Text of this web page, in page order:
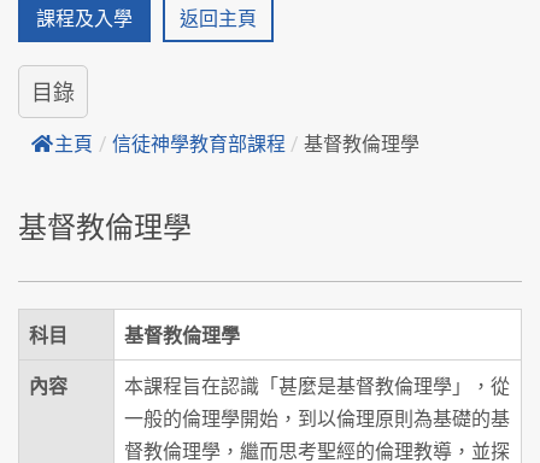
課程及入學 返回主頁
目錄
主頁 / 信徒神學教育部課程 / 基督教倫理學
基督教倫理學
科目 基督教倫理學
內容
本課程旨在認識「甚麼是基督教倫理學」，從
一般的倫理學開始，到以倫理原則為基礎的基
督教倫理學，繼而思考聖經的倫理教導，並探